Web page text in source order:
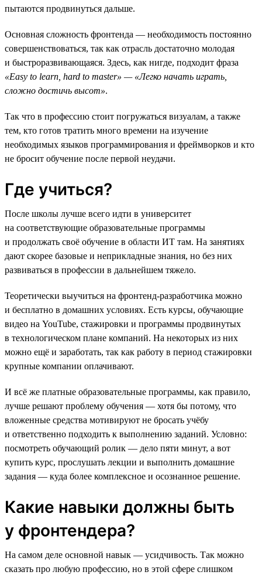
пытаются продвинуться дальше.
Основная сложность фронтенда — необходимость постоянно
совершенствоваться, так как отрасль достаточно молодая
и быстроразвивающаяся. Здесь, как нигде, подходит фраза
«Easy to learn, hard to master» — «Легко начать играть,
сложно достичь высот».
Так что в профессию стоит погружаться визуалам, а также
тем, кто готов тратить много времени на изучение
необходимых языков программирования и фреймворков и кто
не бросит обучение после первой неудачи.
Где учиться?
После школы лучше всего идти в университет
на соответствующие образовательные программы
и продолжать своё обучение в области ИТ там. На занятиях
дают скорее базовые и неприкладные знания, но без них
развиваться в профессии в дальнейшем тяжело.
Теоретически выучиться на фронтенд-разработчика можно
и бесплатно в домашних условиях. Есть курсы, обучающие
видео на YouTube, стажировки и программы продвинутых
в технологическом плане компаний. На некоторых из них
можно ещё и заработать, так как работу в период стажировки
крупные компании оплачивают.
И всё же платные образовательные программы, как правило,
лучше решают проблему обучения — хотя бы потому, что
вложенные средства мотивируют не бросать учёбу
и ответственно подходить к выполнению заданий. Условно:
посмотреть обучающий ролик — дело пяти минут, а вот
купить курс, прослушать лекции и выполнить домашние
задания — куда более комплексное и осознанное решение.
Какие навыки должны быть
у фронтендера?
На самом деле основной навык — усидчивость. Так можно
сказать про любую профессию, но в этой сфере слишком